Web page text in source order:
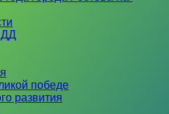
победе
развития